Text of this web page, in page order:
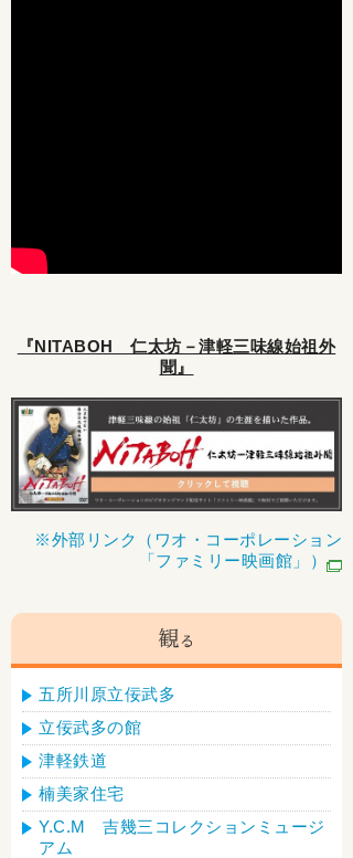
『NITABOH 仁太坊－津軽三味線始祖外
聞』
※外部リンク（ワオ・コーポレーション
「ファミリー映画館」）
五所川原立佞武多
立佞武多の館
津軽鉄道
楠美家住宅
Y.C.M 吉幾三コレクションミュージ
アム